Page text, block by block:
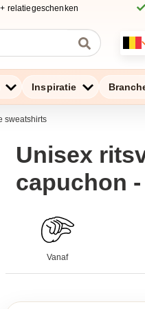
relatiegeschenken
Inspiratie
sweatshirts
Unisex
capuchon
Vanaf